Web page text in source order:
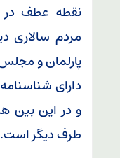
نقطه عطف در
مردم سالاری
پارلمان و
دارای
و در این بین
طرف دیگر است.